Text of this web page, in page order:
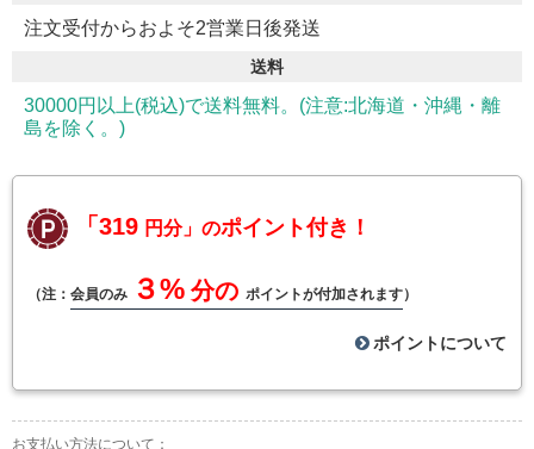
注文受付からおよそ2営業日後発送
送料
30000円以上(税込)で送料無料。(注意:北海道・沖縄・離
島を除く。)
「319 円分」のポイント付き！
（注： 会員のみ ３% 分の ポイントが付加されます）
ポイントについて
お支払い方法について：